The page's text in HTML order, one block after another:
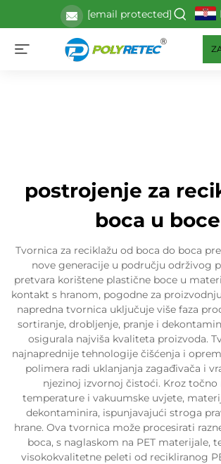
[email protected]
postrojenje za
boca u boce
Tvornica za reciklažu od boca do boca
nove generacije u području održivog
pretvara korištene plastične boce u
kontakt s hranom, pogodne za
napredna tvornica uključuje više faza
sortiranje, drobljenje, pranje i
osigurala najviša kvaliteta proizvoda.
najnaprednije tehnologije čišćenja i
polimera radi uklanjanja zagađivača i
njezinoj izvornoj čistoći. Kroz točno
temperature i vakuumske uvjete,
dekontaminira, ispunjavajući stroga
hrane. Ova tvornica može procesirati
boca, s naglaskom na PET materijale,
visokokvalitetne peleti od recikliranog